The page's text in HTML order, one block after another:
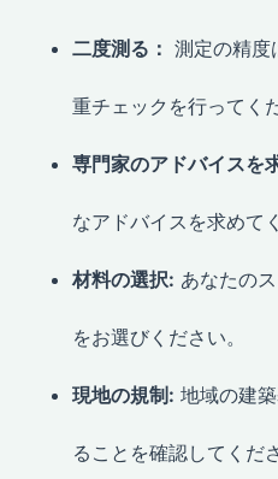
二度測る： 測定の精度
重チェックを行ってく
専門家のアドバイスを
なアドバイスを求めて
材料の選択: あなたの
をお選びください。
現地の規制: 地域の建
ることを確認してくだ